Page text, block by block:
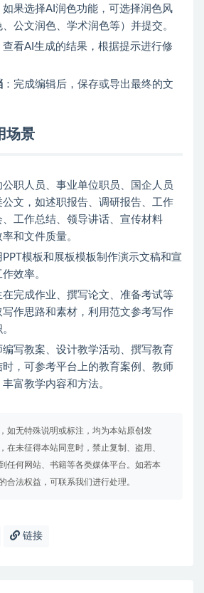
如果选择AI润色功能，可选择润色风
公文润色、学术润色等）并提交。
查看AI生成的结果，根据提示进行修
：完成编辑后，保存或导出最终的文
场景
公职人员、事业单位职员、国企人员
文，如述职报告、调研报告、工作
工作总结、领导讲话、宣传材料
和文件质量。
PPT模板和展板模板制作演示文稿和宣
效率。
在完成作业、撰写论文、准备考试等
作思路和素材，利用范文参考写作
编写教案、设计教学活动、撰写教育
，可参考平台上的教育案例、教师
富教学内容和方法。
如无特殊说明或标注，均为本站原创发
在未征得本站同意时，禁止复制、盗用、
任何网站、书籍等各类媒体平台。如若本
合法权益，可联系我们进行处理。
链接